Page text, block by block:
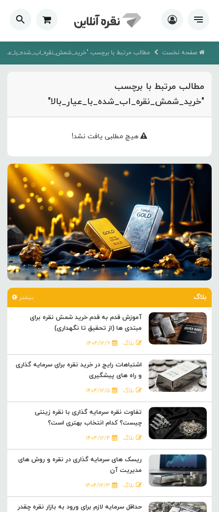
صفحه نخست مطالب مرتبط با برچسب
مطالب مرتبط با برچسب
"خرید_شمش_نقره_اب_شده_با_عیار_بالا"
هیچ مطلبی یافت نشد!
بلاگ بیشتر
آموزش قدم به قدم خرید شمش نقره برای
مبتدی ها (از تحقیق تا نگهداری)
بلاگ ۱۴۰۴/۱۲/۶
اشتباهات رایج در خرید نقره برای سرمایه گذاری
و راه های پیشگیری
بلاگ ۱۴۰۴/۱۲/۵
تفاوت نقره سرمایه گذاری با نقره زینتی
چیست؟ کدام انتخاب بهتری است؟
بلاگ ۱۴۰۴/۱۲/۴
ریسک های سرمایه گذاری در نقره و روش های
مدیریت آن
بلاگ ۱۴۰۴/۱۲/۳
حداقل سرمایه لازم برای ورود به بازار نقره چقدر